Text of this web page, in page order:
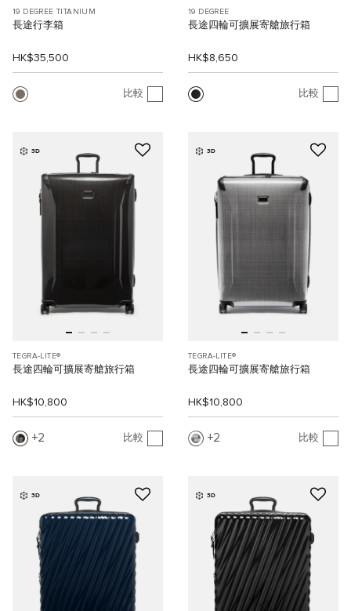
19 DEGREE TITANIUM
長途行李箱
HK$35,500
比較
19 DEGREE
長途四輪可擴展寄艙旅行箱
HK$8,650
比較
3D
TEGRA-LITE®
長途四輪可擴展寄艙旅行箱
HK$10,800
2 比較
3D
TEGRA-LITE®
長途四輪可擴展寄艙旅行箱
HK$10,800
2 比較
3D 3D